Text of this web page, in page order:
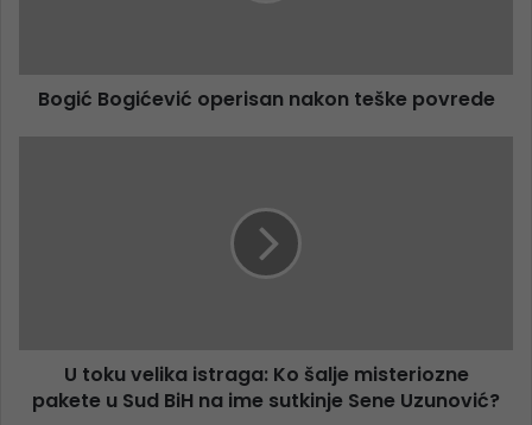
Bogić Bogićević operisan nakon teške povrede
U toku velika istraga: Ko šalje misteriozne
pakete u Sud BiH na ime sutkinje Sene Uzunović?